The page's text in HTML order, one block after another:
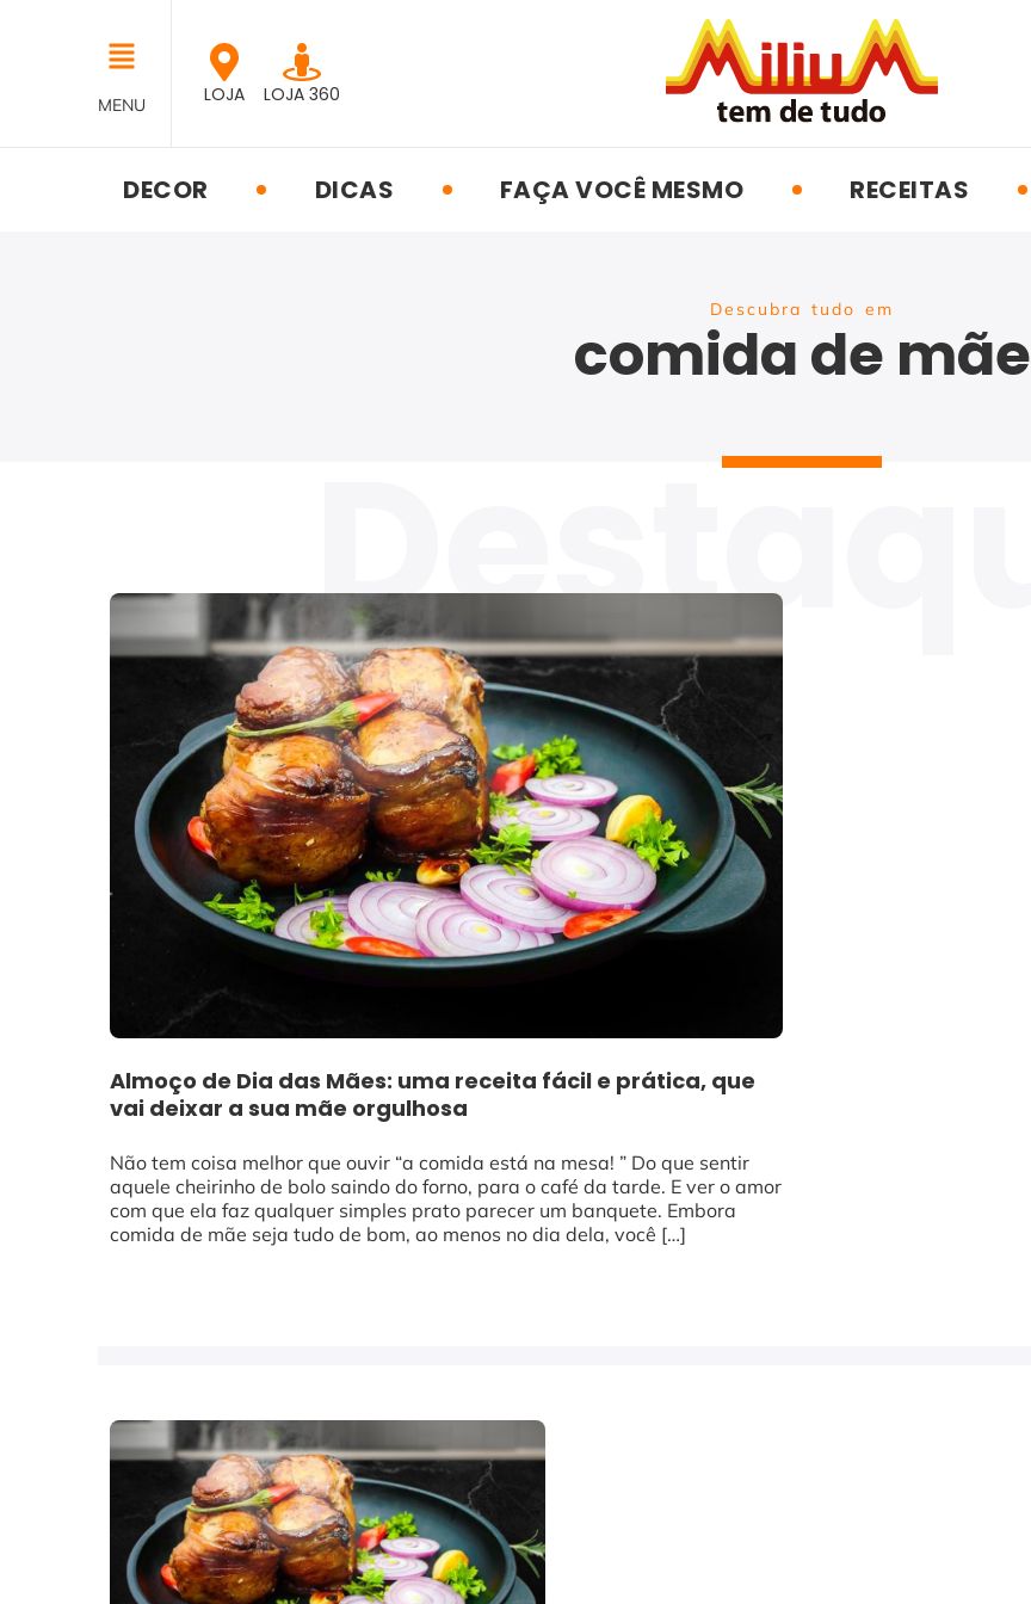
MENU LOJA LOJA 360
DECOR DICAS FAÇA VOCÊ MESMO RECEITAS
Descubra tudo em
comida de mãe
Almoço de Dia das Mães: uma receita fácil e prática, que
vai deixar a sua mãe orgulhosa
Não tem coisa melhor que ouvir “a comida está na mesa! ” Do que sentir
aquele cheirinho de bolo saindo do forno, para o café da tarde. E ver o amor
com que ela faz qualquer simples prato parecer um banquete. Embora
comida de mãe seja tudo de bom, ao menos no dia dela, você […]